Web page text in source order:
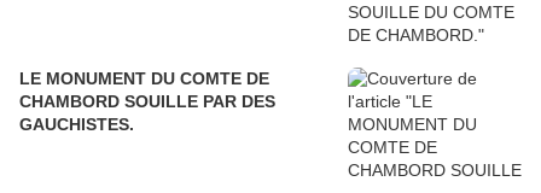
LE MONUMENT DU COMTE DE
CHAMBORD SOUILLE PAR DES
GAUCHISTES.